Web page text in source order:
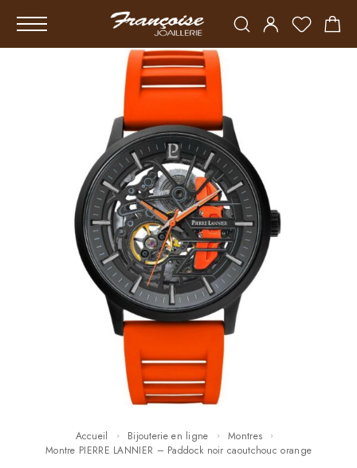
Accueil Bijouterie en ligne
Montres
Montre PIERRE LANNIER – Paddock noir caoutchouc orange